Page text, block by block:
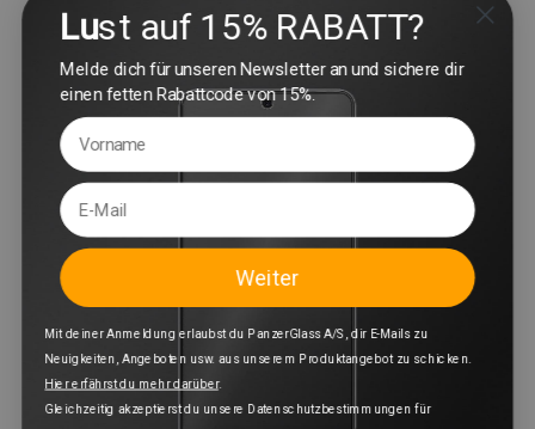
Lust auf 15% RABATT?
Melde dich für unseren Newsletter an und sichere dir
einen fetten Rabattcode von 15%.
Weiter
Mit deiner Anmeldung erlaubst du PanzerGlass A/S, dir E-Mails zu
Neuigkeiten, Angeboten usw. aus unserem Produktangebot zu schicken.
Hier erfährst du mehr darüber.
Gleichzeitig akzeptierst du unsere Datenschutzbestimmungen für